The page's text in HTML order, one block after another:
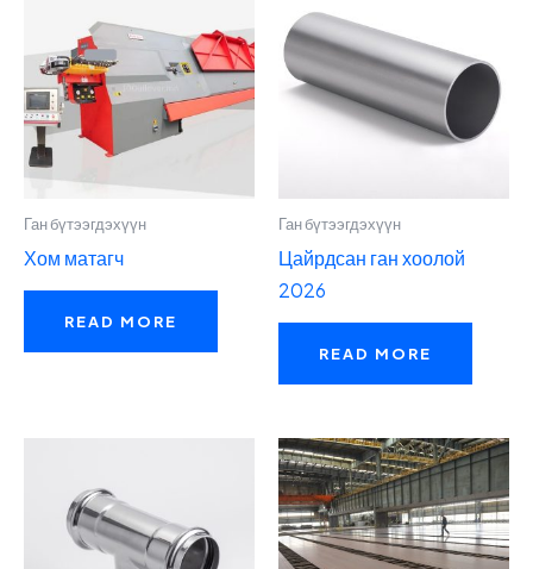
Ган бүтээгдэхүүн
Хом матагч
READ MORE
Ган бүтээгдэхүүн
Цайрдсан ган хоолой
2026
READ MORE